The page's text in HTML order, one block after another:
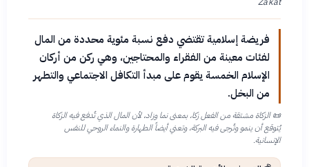
فريضة إسلامية تقتضي دفع نسبة مئوية محددة من المال
لفئات معينة من الفقراء والمحتاجين، وهي ركن من أركان
الإسلام الخمسة يقوم على مبدأ التكافل الاجتماعي والتطهر
من البخل.
📜الزكاة مشتقة من الفعل زكا، بمعنى نما وزاد، لأن المال الذي تُدفع فيه الزكاة
يُتوقع أن ينمو وتُرجى فيه البركة، وتعني أيضاً الطهارة والنماء الروحي للنفس
الإنسانية.